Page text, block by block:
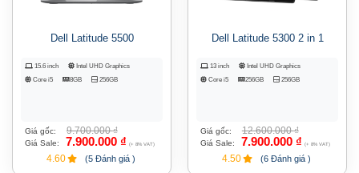
Dell Latitude 5500
15.6 inch
Intel UHD Graphics
Core i5
8GB 256GB
Giá gốc: 9.700.000₫
Giá Sale: 7.900.000 ₫ (+ 8% VAT)
4.60 (5 Đánh giá )
Dell Latitude 5300 2 in 1
13 inch
Intel UHD Graphics
Core i5
256GB 256GB
Giá gốc: 12.600.000₫
Giá Sale: 7.900.000 ₫ (+ 8% VAT)
4.50 (6 Đánh giá )